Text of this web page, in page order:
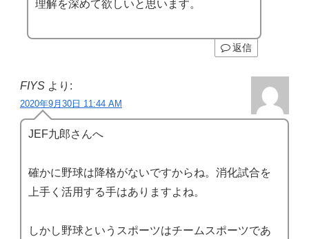
理解を深めて欲しいと思います。
返信
FIYS より:
2020年9月30日 11:44 AM
JEF九郎さんへ
確かに野球は降格がないですからね。消化試合を
上手く活用する手はありますよね。
しかし野球というスポーツはチームスポーツであ